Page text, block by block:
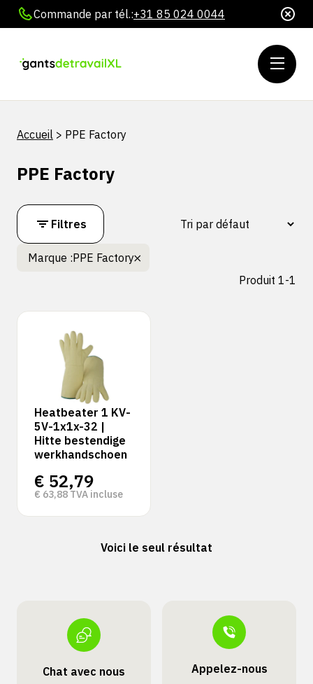
Commande par tél.:+31 85 024 0044
Accueil > PPE Factory
PPE Factory
Filtres
Marque :PPE Factory
Produit 1-1
Heatbeater 1 KV-
5V-1x1x-32 |
Hitte bestendige
werkhandschoen
€ 52,79
€ 63,88 TVA incluse
Voici le seul résultat
Chat avec nous Appelez-nous